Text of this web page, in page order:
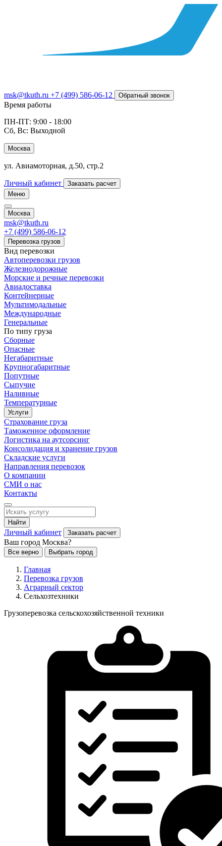
msk@tkuth.ru +7 (499) 586-06-12 Обратный звонок
Время работы
ПН-ПТ: 9:00 - 18:00
Сб, Вс: Выходной
Москва
ул. Авиамоторная, д.50, стр.2
Личный кабинет
Заказать расчет
Меню
Москва
msk@tkuth.ru
+7 (499) 586-06-12
Перевозка грузов
Вид перевозки
Автоперевозки грузов
Железнодорожные
Морские и речные перевозки
Авиадоставка
Контейнерные
Мультимодальные
Международные
Генеральные
По типу груза
Сборные
Опасные
Негабаритные
Крупногабаритные
Попутные
Сыпучие
Наливные
Температурные
Услуги
Страхование груза
Таможенное оформление
Логистика на аутсорсинг
Консолидация и хранение грузов
Складские услуги
Направления перевозок
О компании
СМИ о нас
Контакты
Найти
Личный кабинет Заказать расчет
Ваш город Москва?
Все верно Выбрать город
Главная
Перевозка грузов
Аграрный сектор
Сельхозтехники
Грузоперевозка сельскохозяйственной техники